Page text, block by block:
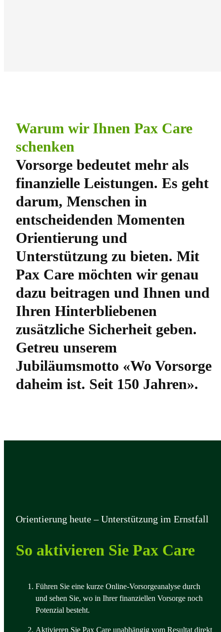
Warum wir Ihnen Pax Care
schenken
Vorsorge bedeutet mehr als
finanzielle Leistungen. Es geht
darum, Menschen in
entscheidenden Momenten
Orientierung und
Unterstützung zu bieten. Mit
Pax Care möchten wir genau
dazu beitragen und Ihnen und
Ihren Hinterbliebenen
zusätzliche Sicherheit geben.
Getreu unserem
Jubiläumsmotto «Wo Vorsorge
daheim ist. Seit 150 Jahren».
Orientierung heute – Unterstützung im Ernstfall
So aktivieren Sie Pax Care
Führen Sie eine kurze Online‑Vorsorgeanalyse durch
und sehen Sie, wo in Ihrer finanziellen Vorsorge noch
Potenzial besteht.
Aktivieren Sie Pax Care unabhängig vom Resultat direkt